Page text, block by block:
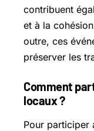
contribuent
et à la
outre, ces
préserver les
Comment
locaux ?
Pour participer